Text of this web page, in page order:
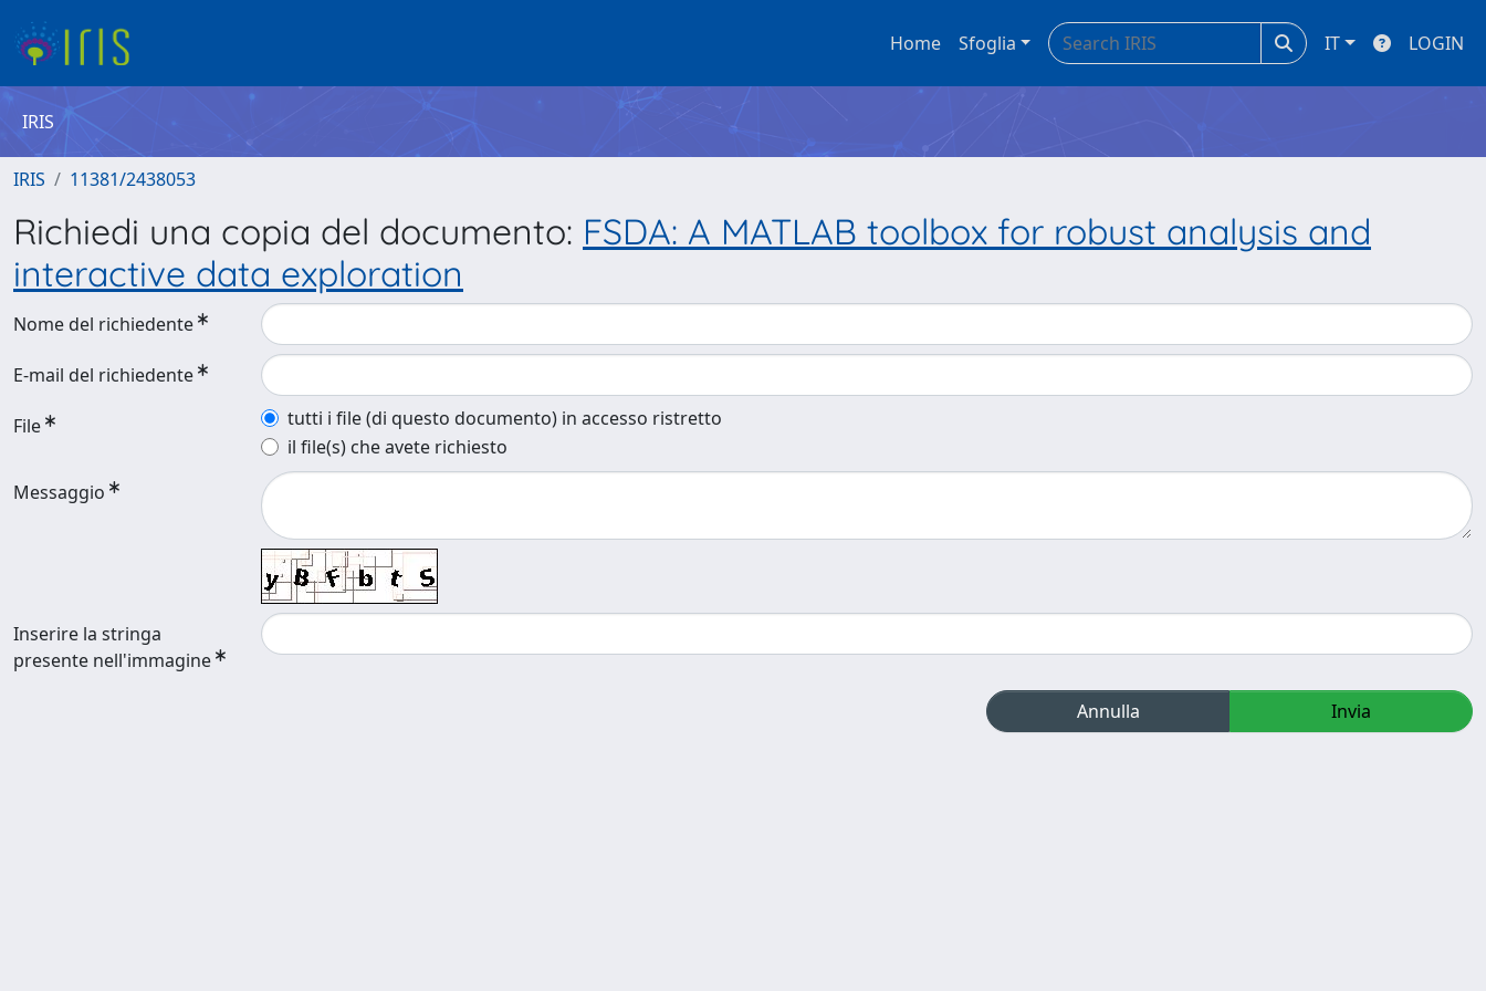
Home Sfoglia IT LOGIN
IRIS
IRIS 11381/2438053
Richiedi una copia del documento: FSDA: A MATLAB toolbox for robust analysis and
interactive data exploration
Nome del richiedente
E-mail del richiedente
File
tutti i file (di questo documento) in accesso ristretto
il file(s) che avete richiesto
Messaggio
Inserire la stringa
presente nell'immagine
Annulla Invia